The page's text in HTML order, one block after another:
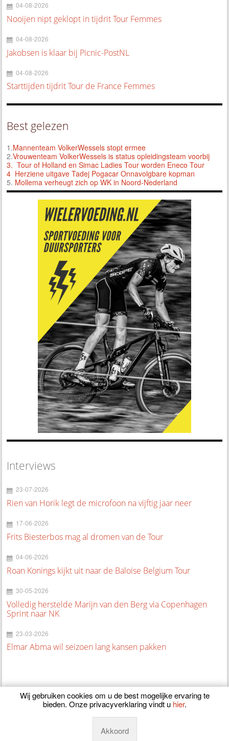
04-08-2026
Nooijen nipt geklopt in tijdrit Tour Femmes
04-08-2026
Jakobsen is klaar bij Picnic-PostNL
04-08-2026
Starttijden tijdrit Tour de France Femmes
Best gelezen
1.Mannenteam VolkerWessels stopt ermee
2.Vrouwenteam VolkerWessels is status opleidingsteam voorbij
3. Tour of Holland en Simac Ladies Tour worden Eneco Tour
4 Herziene uitgave Tadej Pogacar Onnavolgbare kopman
5. Mollema verheugt zich op WK in Noord-Nederland
Interviews
23-07-2026
Rien van Horik legt de microfoon na vijftig jaar neer
17-06-2026
Frits Biesterbos mag al dromen van de Tour
04-06-2026
Roan Konings kijkt uit naar de Baloise Belgium Tour
30-05-2026
Volledig herstelde Marijn van den Berg via Copenhagen
Sprint naar NK
23-03-2026
Elmar Abma wil seizoen lang kansen pakken
Wij gebruiken cookies om u de best mogelijke ervaring te
bieden. Onze privacyverklaring vindt u hier.
Akkoord